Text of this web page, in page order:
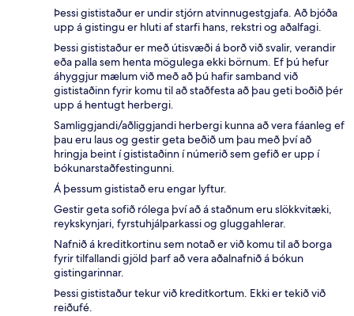
Þessi gististaður er undir stjórn atvinnugestgjafa. Að bjóða
upp á gistingu er hluti af starfi hans, rekstri og aðalfagi.
Þessi gististaður er með útisvæði á borð við svalir, verandir
eða palla sem henta mögulega ekki börnum. Ef þú hefur
áhyggjur mælum við með að þú hafir samband við
gististaðinn fyrir komu til að staðfesta að þau geti boðið þér
upp á hentugt herbergi.
Samliggjandi/aðliggjandi herbergi kunna að vera fáanleg ef
þau eru laus og gestir geta beðið um þau með því að
hringja beint í gististaðinn í númerið sem gefið er upp í
bókunarstaðfestingunni.
Á þessum gististað eru engar lyftur.
Gestir geta sofið rólega því að á staðnum eru slökkvitæki,
reykskynjari, fyrstuhjálparkassi og gluggahlerar.
Nafnið á kreditkortinu sem notað er við komu til að borga
fyrir tilfallandi gjöld þarf að vera aðalnafnið á bókun
gistingarinnar.
Þessi gististaður tekur við kreditkortum. Ekki er tekið við
reiðufé.